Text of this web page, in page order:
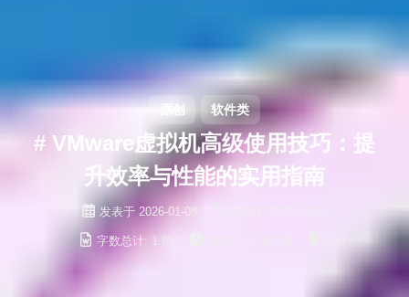
软件类
# VMware虚拟机高级使用技巧：提
升效率与性能的实用指南
发表于 2026-01-08
字数总计: 1.8k